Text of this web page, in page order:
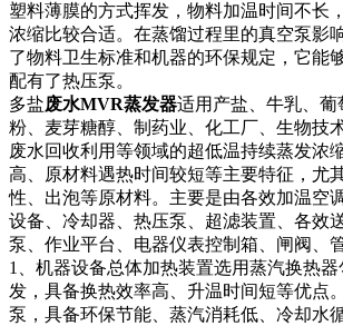
塑料薄膜的方式挥发，物料加温时间不长
浓缩比较合适。在蒸馏过程里的真空泵影
了物料卫生标准和机器的环保规定，它能
配有了热压泵。
多盐废水MVR蒸发器适用产盐、牛乳、葡
粉、麦芽糖醇、制药业、化工厂、生物技
废水回收利用等领域的超低温持续蒸发浓
高、原材料遇热时间较短等主要特征，尤
性、出泡等原材料。主要是由各效加温空
设备、冷却器、热压泵、超滤装置、各效
泵、作业平台、电器仪表控制箱、闸阀、
1、机器设备总体加热装置选用蒸汽换热
发，具备换热效率高、升温时间短等优点
泵，具备环保节能、蒸汽消耗低、冷却水